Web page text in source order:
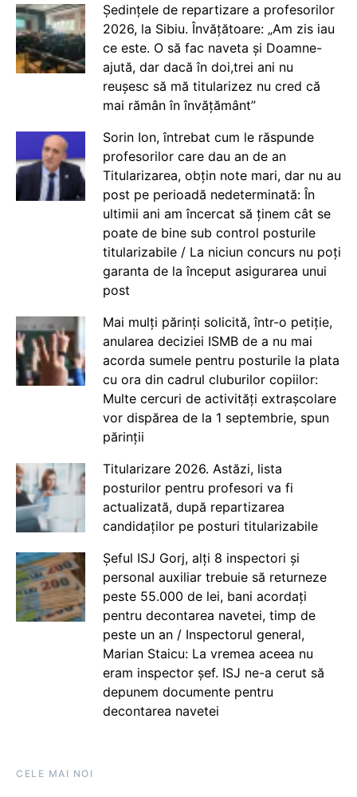
Ședințele de repartizare a profesorilor
2026, la Sibiu. Învățătoare: „Am zis iau
ce este. O să fac naveta și Doamne-
ajută, dar dacă în doi,trei ani nu
reușesc să mă titularizez nu cred că
mai rămân în învățământ”
Sorin Ion, întrebat cum le răspunde
profesorilor care dau an de an
Titularizarea, obțin note mari, dar nu au
post pe perioadă nedeterminată: În
ultimii ani am încercat să ținem cât se
poate de bine sub control posturile
titularizabile / La niciun concurs nu poți
garanta de la început asigurarea unui
post
Mai mulți părinți solicită, într-o petiție,
anularea deciziei ISMB de a nu mai
acorda sumele pentru posturile la plata
cu ora din cadrul cluburilor copiilor:
Multe cercuri de activități extrașcolare
vor dispărea de la 1 septembrie, spun
părinții
Titularizare 2026. Astăzi, lista
posturilor pentru profesori va fi
actualizată, după repartizarea
candidaților pe posturi titularizabile
Șeful ISJ Gorj, alți 8 inspectori și
personal auxiliar trebuie să returneze
peste 55.000 de lei, bani acordați
pentru decontarea navetei, timp de
peste un an / Inspectorul general,
Marian Staicu: La vremea aceea nu
eram inspector șef. ISJ ne-a cerut să
depunem documente pentru
decontarea navetei
CELE MAI NOI